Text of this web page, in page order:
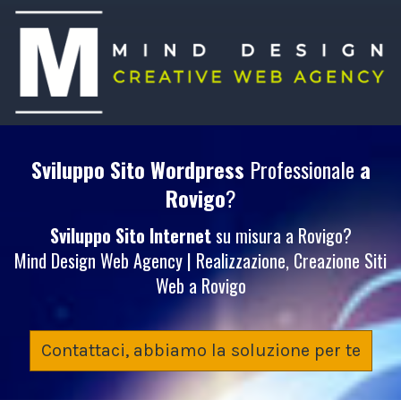
Sviluppo Sito Wordpress Professionale a
Rovigo?
Sviluppo Sito Internetsu misura a Rovigo?
Mind Design Web Agency | Realizzazione, Creazione Siti
Web a Rovigo
Contattaci, abbiamo la soluzione per te